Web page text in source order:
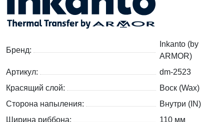
Бренд:
Inkanto (by
ARMOR)
Артикул:
dm-2523
Красящий слой:
Воск (Wax)
Сторона напыления:
Внутри (IN)
Ширина риббона:
110 мм